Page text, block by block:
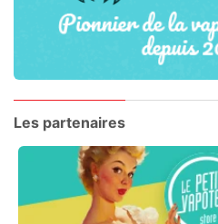
Les partenaires